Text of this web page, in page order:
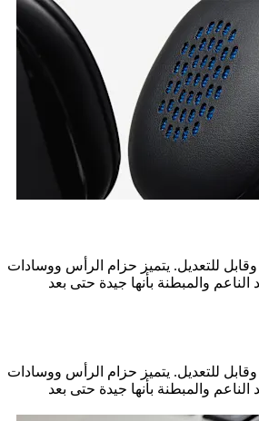
للتعديل. يتميز حزام الرأس ووسادات
الناعم والمبطنة بأنها جيدة حتى بعد
للتعديل. يتميز حزام الرأس ووسادات
الناعم والمبطنة بأنها جيدة حتى بعد